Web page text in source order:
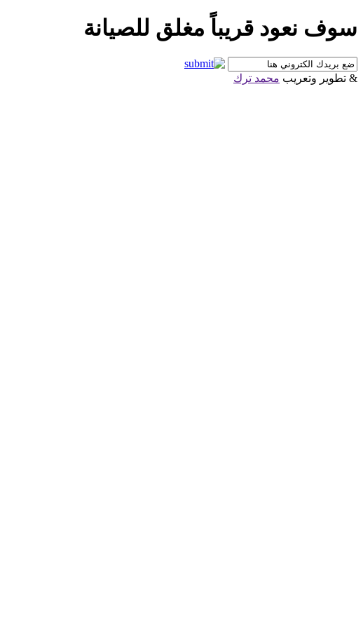
سوف نعود قريباً مغلق للصيانة
& تطوير وتعريب محمد ترك